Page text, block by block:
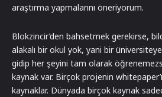
araştırma yapmalarını öneriyorum.
Blokzincir’den bahsetmek gerekirse,
alakalı bir okul yok, yani bir
gidip her şeyini tam olarak
kaynak var. Birçok projenin
kaynaklar. Dünyada birçok kaynak